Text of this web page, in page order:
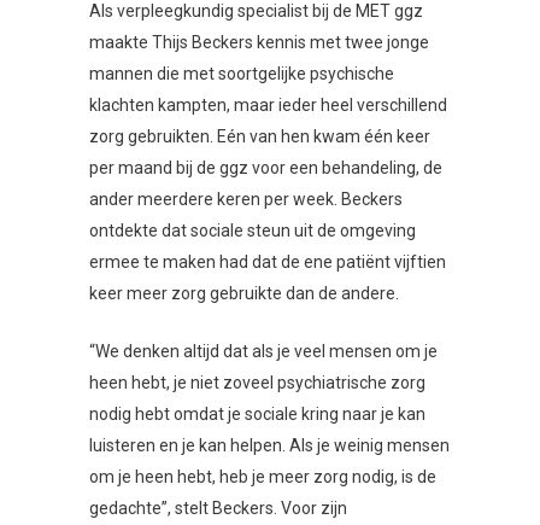
Als verpleegkundig specialist bij de MET ggz
maakte Thijs Beckers kennis met twee jonge
mannen die met soortgelijke psychische
klachten kampten, maar ieder heel verschillend
zorg gebruikten. Eén van hen kwam één keer
per maand bij de ggz voor een behandeling, de
ander meerdere keren per week. Beckers
ontdekte dat sociale steun uit de omgeving
ermee te maken had dat de ene patiënt vijftien
keer meer zorg gebruikte dan de andere.
“We denken altijd dat als je veel mensen om je
heen hebt, je niet zoveel psychiatrische zorg
nodig hebt omdat je sociale kring naar je kan
luisteren en je kan helpen. Als je weinig mensen
om je heen hebt, heb je meer zorg nodig, is de
gedachte”, stelt Beckers. Voor zijn